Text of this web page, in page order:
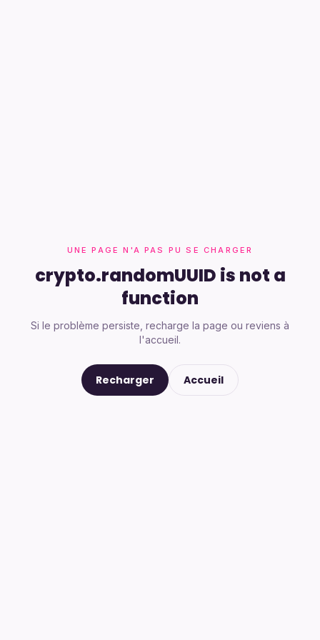
UNE PAGE N'A PAS PU SE CHARGER
crypto.randomUUID is not a
function
Si le problème persiste, recharge la page ou reviens à
l'accueil.
Recharger Accueil